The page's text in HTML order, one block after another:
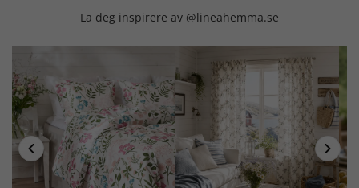
La deg inspirere av @lineahemma.se